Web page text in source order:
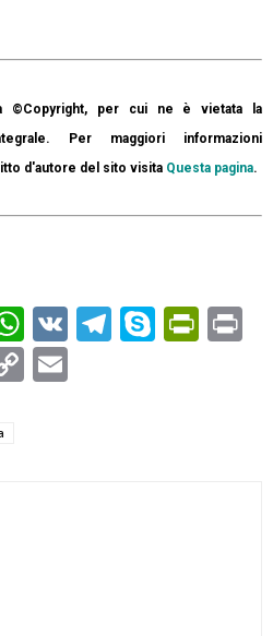
©Copyright, per cui ne è vietata la
Per maggiori informazioni
d'autore del sito visita Questa pagina.
WhatsApp
VK Telegram
Skype
Copy